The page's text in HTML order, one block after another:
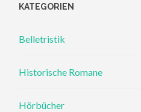
KATEGORIEN
Belletristik
Historische Romane
Hörbücher